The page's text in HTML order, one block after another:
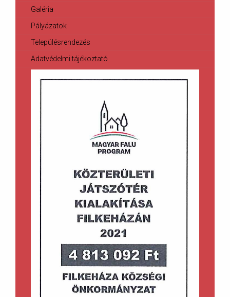
Galéria
Pályázatok
Településrendezés
Adatvédelmi tájékoztató